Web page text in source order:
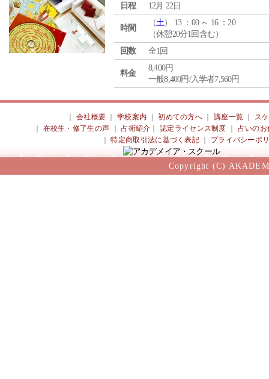
日程
12月 22日
時間
（土） 13 ：00 ～ 16 ：20
（休憩20分1回含む）
回数
全1回
料金
8,400円
一般8,400円/入学者7,560円
会社概要 ｜学校案内 ｜初めての方へ 講座一覧
ス
在校生・修了生の声 ｜占術紹介 ｜認定ライセンス制度
占いのお
｜特定商取引法に基づく表記 プライバシーポ
Copyright (C)